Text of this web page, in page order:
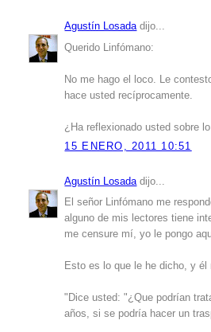
Agustín Losadadijo...
Querido Linfómano:
No me hago el loco. Le
hace usted recíprocamente.
¿Ha reflexionado usted sobre
15 ENERO, 2011 10:51
Agustín Losadadijo...
El señor Linfómano me
alguno de mis lectores tiene
me censure mí, yo le pongo
Esto es lo que le he dicho, y él
"Dice usted: "¿Que podrían
años, si se podría hacer un